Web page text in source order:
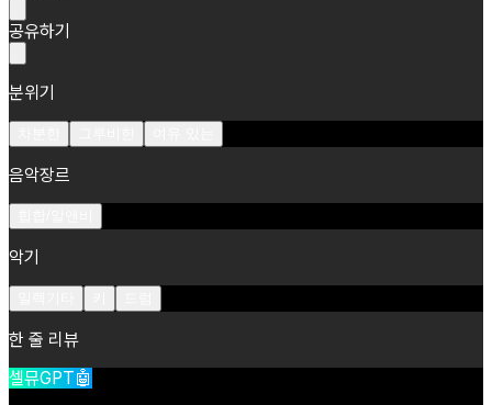
공유하기
분위기
음악장르
악기
한 줄 리뷰
셀뮤GPT🤖